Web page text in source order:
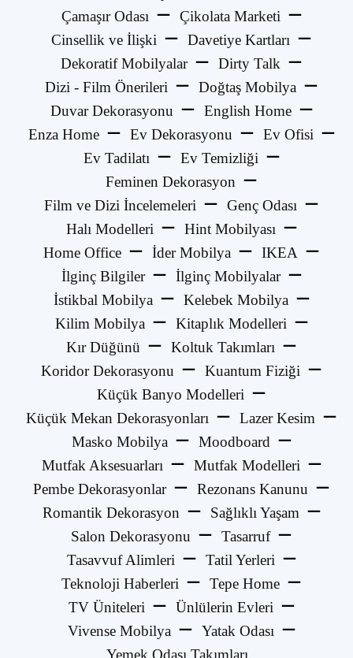
Çamaşır Odası
Çikolata Marketi
Cinsellik ve İlişki
Davetiye Kartları
Dekoratif Mobilyalar
Dirty Talk
Dizi - Film Önerileri
Doğtaş Mobilya
Duvar Dekorasyonu
English Home
Enza Home
Ev Dekorasyonu
Ev Ofisi
Ev Tadilatı
Ev Temizliği
Feminen Dekorasyon
Film ve Dizi İncelemeleri
Genç Odası
Halı Modelleri
Hint Mobilyası
Home Office
İder Mobilya
IKEA
İlginç Bilgiler
İlginç Mobilyalar
İstikbal Mobilya
Kelebek Mobilya
Kilim Mobilya
Kitaplık Modelleri
Kır Düğünü
Koltuk Takımları
Koridor Dekorasyonu
Kuantum Fiziği
Küçük Banyo Modelleri
Küçük Mekan Dekorasyonları
Lazer Kesim
Masko Mobilya
Moodboard
Mutfak Aksesuarları
Mutfak Modelleri
Pembe Dekorasyonlar
Rezonans Kanunu
Romantik Dekorasyon
Sağlıklı Yaşam
Salon Dekorasyonu
Tasarruf
Tasavvuf Alimleri
Tatil Yerleri
Teknoloji Haberleri
Tepe Home
TV Üniteleri
Ünlülerin Evleri
Vivense Mobilya
Yatak Odası
Yemek Odası Takımları